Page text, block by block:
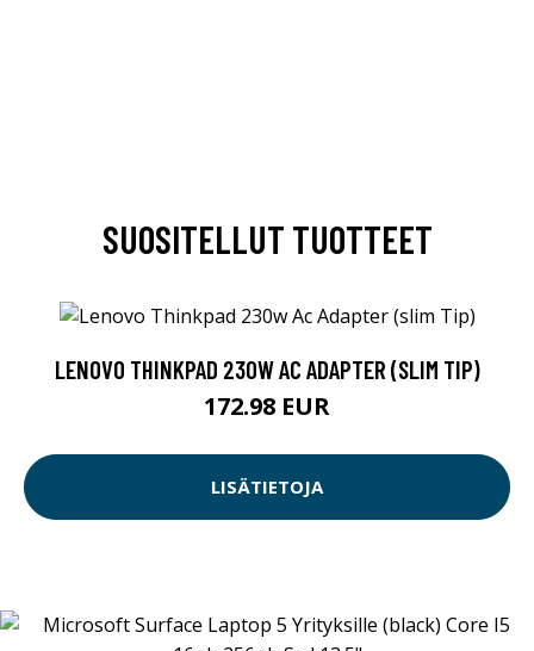
SUOSITELLUT TUOTTEET
LENOVO THINKPAD 230W AC ADAPTER (SLIM TIP)
172.98 EUR
LISÄTIETOJA